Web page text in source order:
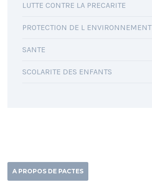
LUTTE CONTRE LA PRECARITE
PROTECTION DE L ENVIRONNEMENT
SANTE
SCOLARITE DES ENFANTS
A PROPOS DE PACTES